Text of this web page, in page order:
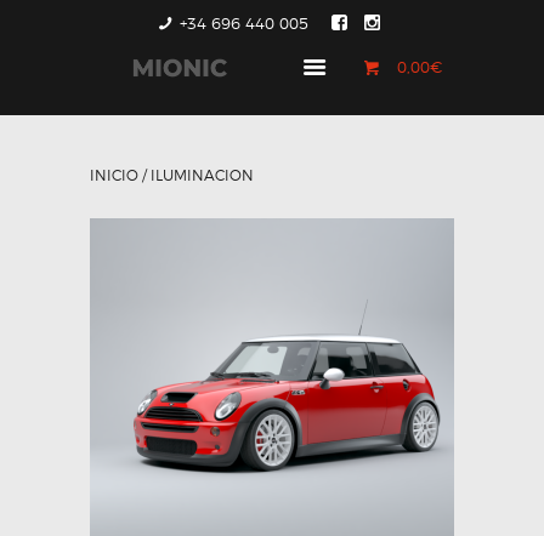
+34 696 440 005
0,00€
GENERACIÓN 1
INICIO / ILUMINACION